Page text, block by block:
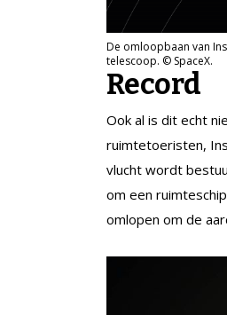
De omloopbaan van
telescoop. © SpaceX.
Record
Ook al is dit echt
ruimtetoeristen,
vlucht wordt
om een
omlopen om de